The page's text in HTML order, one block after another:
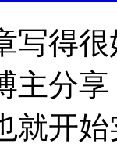
写得
主分享
就开